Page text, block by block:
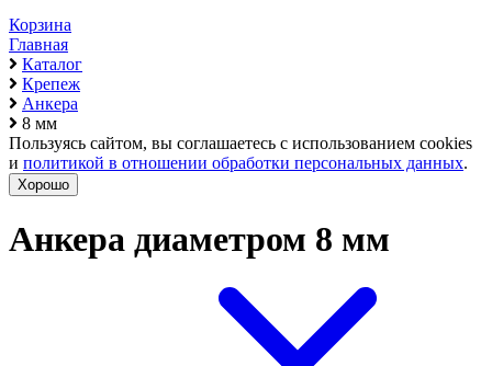
Корзина
Главная
Каталог
Крепеж
Анкера
8 мм
Пользуясь сайтом, вы соглашаетесь с использованием cookies
и политикой в отношении обработки персональных данных.
Хорошо
Анкера диаметром 8 мм